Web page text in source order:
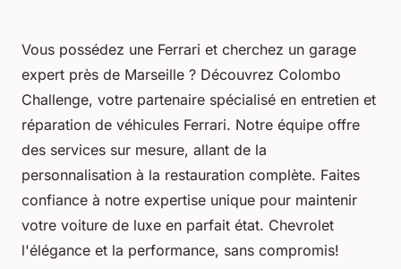
Vous possédez une Ferrari et cherchez un garage
expert près de Marseille ? Découvrez Colombo
Challenge, votre partenaire spécialisé en entretien et
réparation de véhicules Ferrari. Notre équipe offre
des services sur mesure, allant de la
personnalisation à la restauration complète. Faites
confiance à notre expertise unique pour maintenir
votre voiture de luxe en parfait état. Chevrolet
l'élégance et la performance, sans compromis!